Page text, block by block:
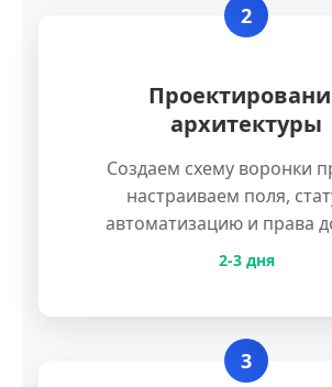
2
архитектуры
Создаем схему воронки
настраиваем поля,
автоматизацию и права
2-3 дня
3